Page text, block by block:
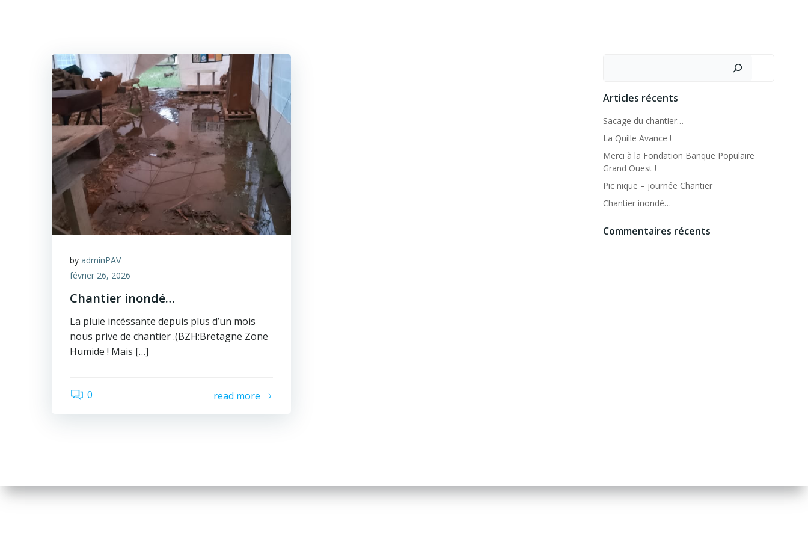
by adminPAV
février 26, 2026
Chantier inondé…
La pluie incéssante depuis plus d’un mois
nous prive de chantier .(BZH:Bretagne Zone
Humide ! Mais […]
0 read more
Articles récents
Sacage du chantier…
La Quille Avance !
Merci à la Fondation Banque Populaire
Grand Ouest !
Pic nique – journée Chantier
Chantier inondé…
Commentaires récents